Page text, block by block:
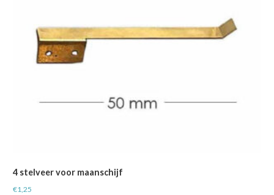
4 stelveer voor maanschijf
€1,25